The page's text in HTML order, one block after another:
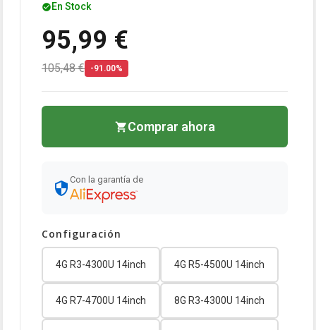
En Stock
95,99 €
105,48 € -91.00%
Comprar ahora
Con la garantía de
Configuración
4G R3-4300U 14inch 4G R5-4500U 14inch
4G R7-4700U 14inch 8G R3-4300U 14inch